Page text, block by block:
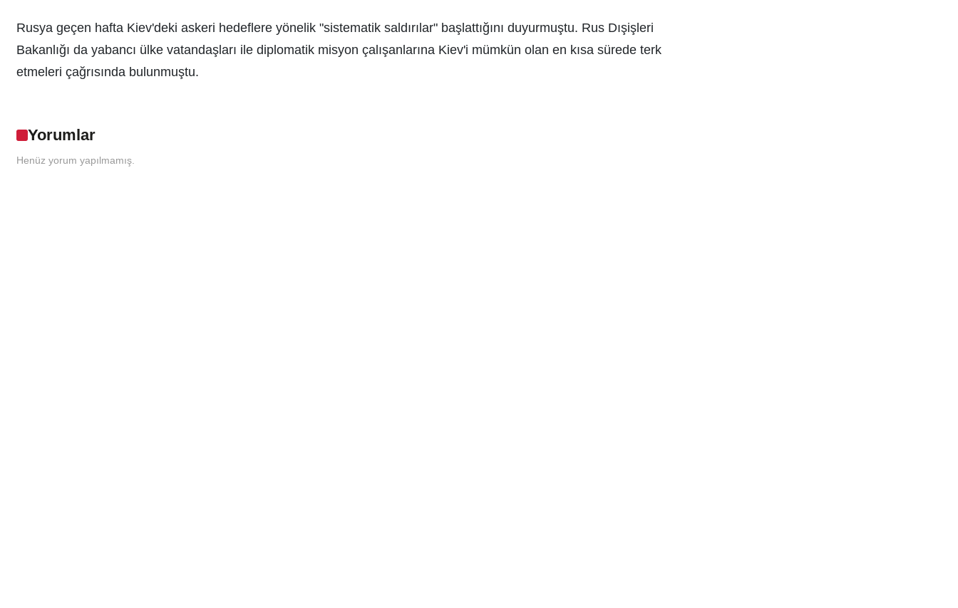
Rusya geçen hafta Kiev'deki askeri hedeflere yönelik "sistematik saldırılar" başlattığını duyurmuştu. Rus Dışişleri
Bakanlığı da yabancı ülke vatandaşları ile diplomatik misyon çalışanlarına Kiev'i mümkün olan en kısa sürede terk
etmeleri çağrısında bulunmuştu.
Yorumlar
Henüz yorum yapılmamış.